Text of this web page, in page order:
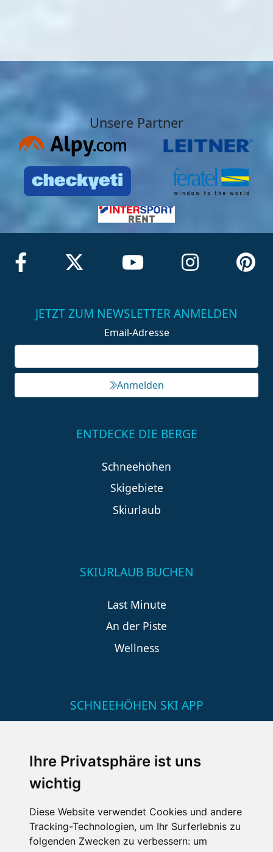
Ihre Privatsphäre ist uns
wichtig
Diese Website verwendet Cookies und andere
Tracking-Technologien, um Ihr Surferlebnis zu
folgenden Zwecken zu verbessern: um
Unsere Partner
JETZT ZUM NEWSLETTER ANMELDEN
Email-Adresse
Anmelden
ENTDECKE DIE BERGE
Schneehöhen
Skigebiete
Skiurlaub
SKIURLAUB BUCHEN
Last Minute
An der Piste
Wellness
SCHNEEHÖHEN SKI APP